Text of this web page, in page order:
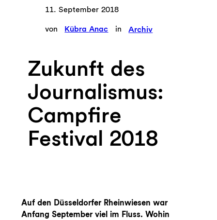
11. September 2018
von Kübra Anac in Archiv
Zukunft des
Journalismus:
Campfire
Festival 2018
Auf den Düsseldorfer Rheinwiesen war
Anfang September viel im Fluss. Wohin